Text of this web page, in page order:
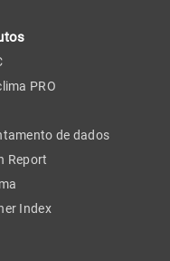
PRO
de dados
Report
Index